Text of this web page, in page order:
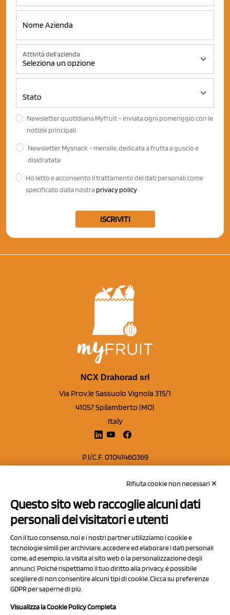
Attività dell'azienda
Newsletter quotidiana Myfruit – inviata ogni pomeriggio con le
notizie principali.
Newsletter Mysnack – mensile, dedicata a frutta a guscio e
disidratata
Ho letto e acconsento il trattamento dei dati personali come
specificato dalla nostra privacy policy
ISCRIVITI
NCX Drahorad srl
Via Prov.le Sassuolo Vignola 315/1
41057 Spilamberto (MO)
Italy
P.I/C.F. 01041460369
Capitale sociale Euro 50.000,00 i.v.
Contatti
Privacy Policy
Cookie Policy
Chi Siamo
Rifiuta cookie non necessari ✕
Questo sito web raccoglie alcuni dati
personali dei visitatori e utenti
Con il tuo consenso, noi e i nostri partner utilizziamo i cookie e
tecnologie simili per archiviare, accedere ed elaborare i dati personali
come, ad esempio, la visita al sito web o la personalizzazione degli
annunci. Poiché rispettiamo il tuo diritto alla privacy, è possibile
scegliere di non consentire alcuni tipi di cookie. Clicca su preferenze
GDPR per saperne di più.
Visualizza la Cookie Policy Completa